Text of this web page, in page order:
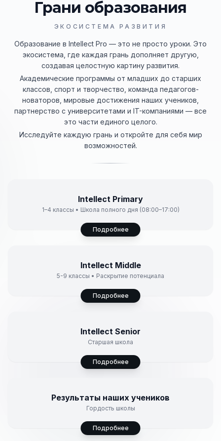
Грани образования
ЭКОСИСТЕМА РАЗВИТИЯ
Образование в Intellect Pro — это не просто уроки. Это
экосистема, где каждая грань дополняет другую,
создавая целостную картину развития.
Академические программы от младших до старших
классов, спорт и творчество, команда педагогов-
новаторов, мировые достижения наших учеников,
партнерство с университетами и IT-компаниями — все
это части единого целого.
Исследуйте каждую грань и откройте для себя мир
возможностей.
Intellect Primary
1–4 классы • Школа полного дня (08:00–17:00)
Подробнее
Intellect Middle
5-9 классы • Раскрытие потенциала
Подробнее
Intellect Senior
Старшая школа
Подробнее
Гранты и победыРезультаты наших учеников
Гордость школы
Подробнее